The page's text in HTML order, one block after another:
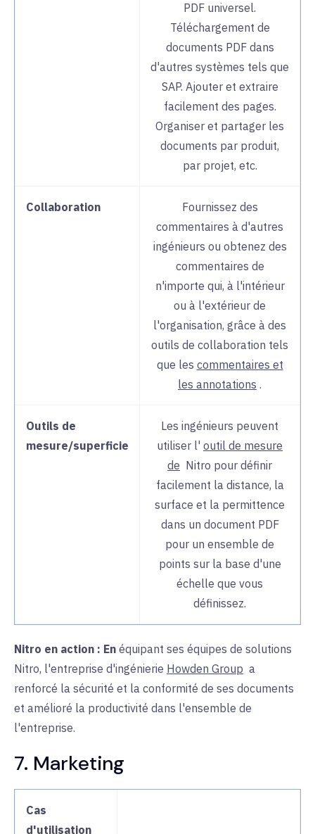
PDF universel.
Téléchargement de
documents PDF dans
d'autres systèmes tels que
SAP. Ajouter et extraire
facilement des pages.
Organiser et partager les
documents par produit,
par projet, etc.
Collaboration
Fournissez des
commentaires à d'autres
ingénieurs ou obtenez des
commentaires de
n'importe qui, à l'intérieur
ou à l'extérieur de
l'organisation, grâce à des
outils de collaboration tels
que les commentaires et
les annotations .
Outils de
mesure/superficie
Les ingénieurs peuvent
utiliser l' outil de mesure
de Nitro pour définir
facilement la distance, la
surface et la permittence
dans un document PDF
pour un ensemble de
points sur la base d'une
échelle que vous
définissez.
Nitro en action : En équipant ses équipes de solutions
Nitro, l'entreprise d'ingénierie Howden Group a
renforcé la sécurité et la conformité de ses documents
et amélioré la productivité dans l'ensemble de
l'entreprise.
7. Marketing
Cas
d'utilisation